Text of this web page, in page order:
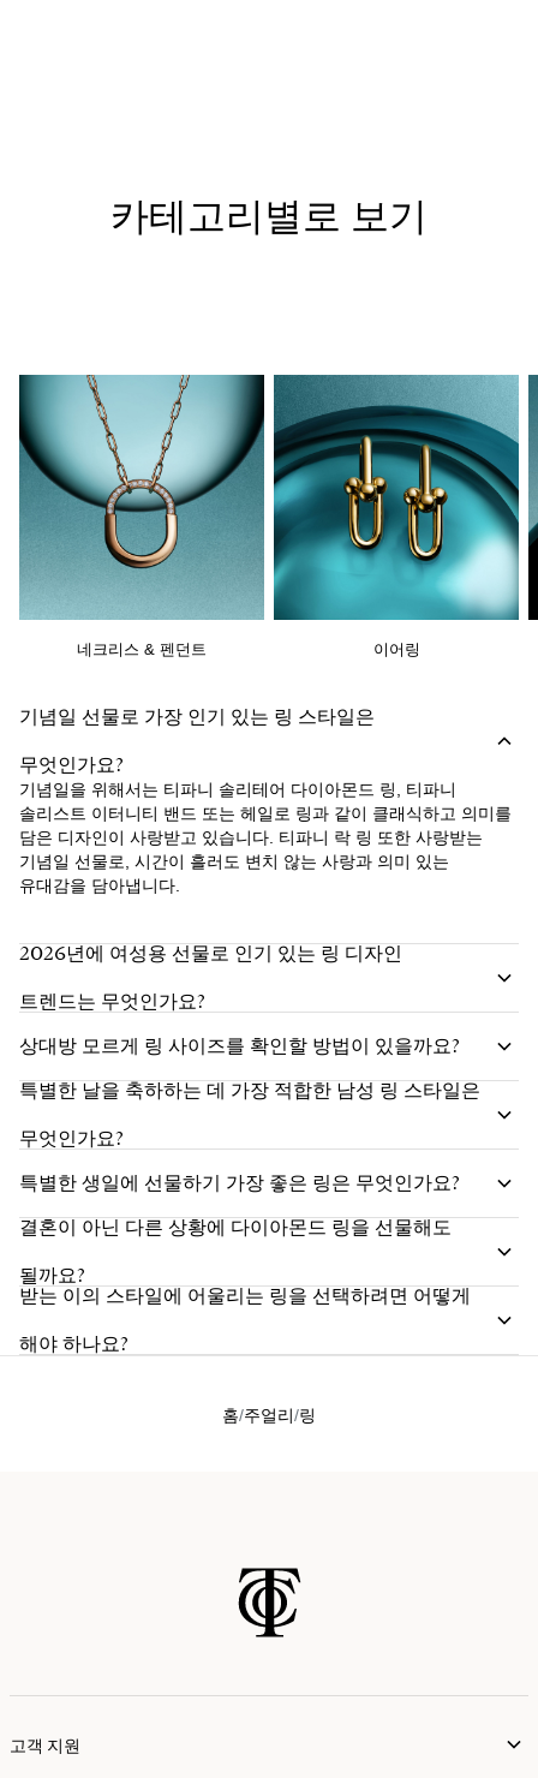
카테고리별로 보기
네크리스 & 펜던트 이어링
기념일 선물로 가장 인기 있는 링 스타일은
무엇인가요?
기념일을 위해서는 티파니 솔리테어 다이아몬드 링, 티파니
솔리스트 이터니티 밴드 또는 헤일로 링과 같이 클래식하고 의미를
담은 디자인이 사랑받고 있습니다. 티파니 락 링 또한 사랑받는
기념일 선물로, 시간이 흘러도 변치 않는 사랑과 의미 있는
유대감을 담아냅니다.
2026년에 여성용 선물로 인기 있는 링 디자인
트렌드는 무엇인가요?
상대방 모르게 링 사이즈를 확인할 방법이 있을까요?
특별한 날을 축하하는 데 가장 적합한 남성 링 스타일은
무엇인가요?
특별한 생일에 선물하기 가장 좋은 링은 무엇인가요?
결혼이 아닌 다른 상황에 다이아몬드 링을 선물해도
될까요?
받는 이의 스타일에 어울리는 링을 선택하려면 어떻게
해야 하나요?
홈 주얼리 링
고객 지원